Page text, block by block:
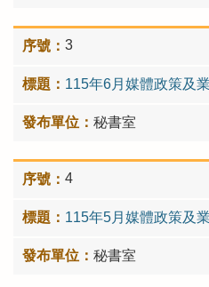
3
115年6月媒體政策及
秘書室
4
115年5月媒體政策及
秘書室